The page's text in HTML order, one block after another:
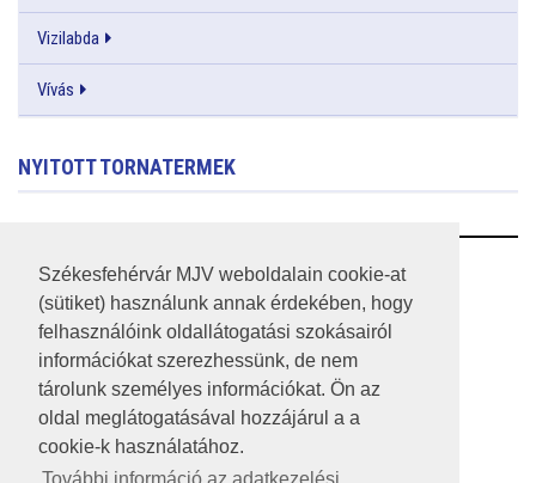
Székesfehérvár MJV weboldalain cookie-at
(sütiket) használunk annak érdekében, hogy
felhasználóink oldallátogatási szokásairól
információkat szerezhessünk, de nem
tárolunk személyes információkat. Ön az
oldal meglátogatásával hozzájárul a a
cookie-k használatához.
Vizilabda
Vívás
NYITOTT TORNATERMEK
RSS
A HONLAP 2017.03.31-I ÁLLAPOTA
JOGI NYILATKOZAT
IMPRESSZUM